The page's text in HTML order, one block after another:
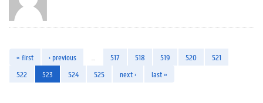
« first ‹ previous 517 518 519 520
521
522
523 524 525 next › last »